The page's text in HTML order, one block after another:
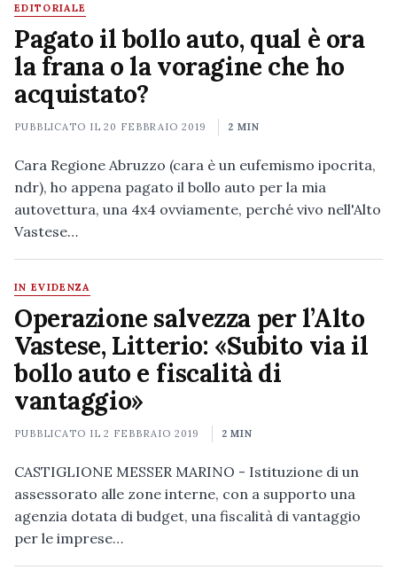
EDITORIALE
Pagato il bollo auto, qual è ora
la frana o la voragine che ho
acquistato?
PUBBLICATO IL20 FEBBRAIO 2019 2 MIN
Cara Regione Abruzzo (cara è un eufemismo ipocrita,
ndr), ho appena pagato il bollo auto per la mia
autovettura, una 4x4 ovviamente, perché vivo nell'Alto
Vastese…
IN EVIDENZA
Operazione salvezza per l’Alto
Vastese, Litterio: «Subito via il
bollo auto e fiscalità di
vantaggio»
PUBBLICATO IL2 FEBBRAIO 2019 2 MIN
CASTIGLIONE MESSER MARINO - Istituzione di un
assessorato alle zone interne, con a supporto una
agenzia dotata di budget, una fiscalità di vantaggio
per le imprese…